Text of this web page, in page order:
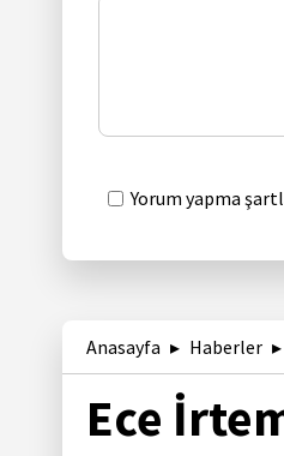
Yorum yapma
Anasayfa Haberler
Ece